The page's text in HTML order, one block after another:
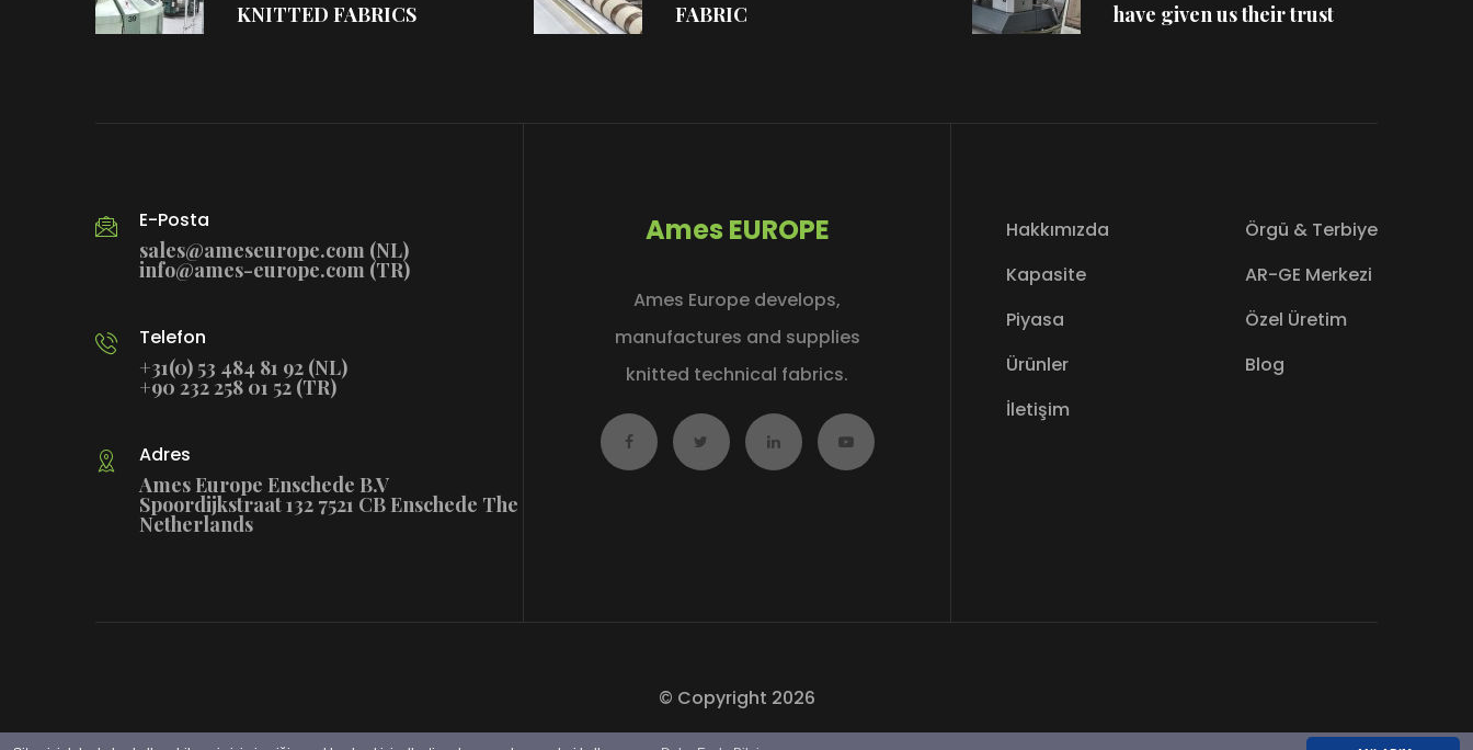
KNITTED FABRICS
FABRIC
have given us their trust
E-Posta
sales@ameseurope.com (NL)
info@ames-europe.com (TR)
Telefon
+31(0) 53 484 81 92 (NL)
+90 232 258 01 52 (TR)
Adres
Ames Europe Enschede B.V
Spoordijkstraat 132 7521 CB Enschede The
Netherlands
Ames EUROPE
Ames Europe develops,
manufactures and supplies
knitted technical fabrics.
Hakkımızda
Kapasite
Piyasa
Ürünler
İletişim
Örgü & Terbiye
AR-GE Merkezi
Özel Üretim
Blog
© Copyright 2026